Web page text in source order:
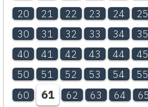
20
21 22 23 24 25
30
31 32 33 34 35
40
41 42 43 44 45
50
51 52 53 54 55
60
61 62 63 64 65